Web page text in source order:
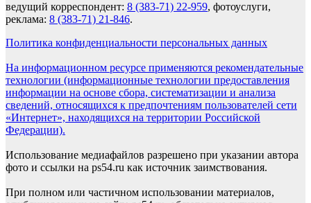
ведущий корреспондент: 8 (383-71) 22-959, фотоуслуги,
реклама: 8 (383-71) 21-846.
Политика конфиденциальности персональных данных
На информационном ресурсе применяются рекомендательные
технологии (информационные технологии предоставления
информации на основе сбора, систематизации и анализа
сведений, относящихся к предпочтениям пользователей сети
«Интернет», находящихся на территории Российской
Федерации).
Использование медиафайлов разрешено при указании автора
фото и ссылки на ps54.ru как источник заимствования.
При полном или частичном использовании материалов,